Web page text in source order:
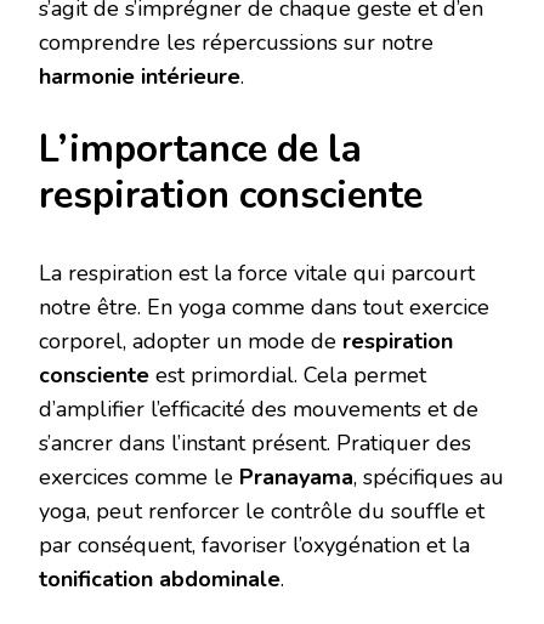
s’agit de s’imprégner de chaque geste et d’en
comprendre les répercussions sur notre
harmonie intérieure.
L’importance de la
respiration consciente
La respiration est la force vitale qui parcourt
notre être. En yoga comme dans tout exercice
corporel, adopter un mode de respiration
consciente est primordial. Cela permet
d’amplifier l’efficacité des mouvements et de
s’ancrer dans l’instant présent. Pratiquer des
exercices comme le Pranayama, spécifiques au
yoga, peut renforcer le contrôle du souffle et
par conséquent, favoriser l’oxygénation et la
tonification abdominale.